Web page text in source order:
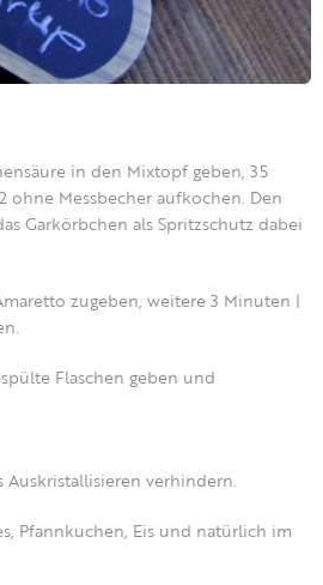
in den Mixtopf geben, 35
ohne Messbecher aufkochen. Den
Garkörbchen als Spritzschutz dabei
zugeben, weitere 3 Minuten |
Flaschen geben und
Auskristallisieren verhindern.
Pfannkuchen, Eis und natürlich im